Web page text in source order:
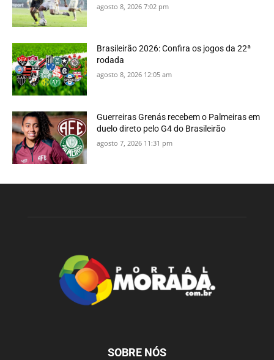
agosto 8, 2026 7:02 pm
Brasileirão 2026: Confira os jogos da 22ª
rodada
agosto 8, 2026 12:05 am
Guerreiras Grenás recebem o Palmeiras em
duelo direto pelo G4 do Brasileirão
agosto 7, 2026 11:31 pm
SOBRE NÓS